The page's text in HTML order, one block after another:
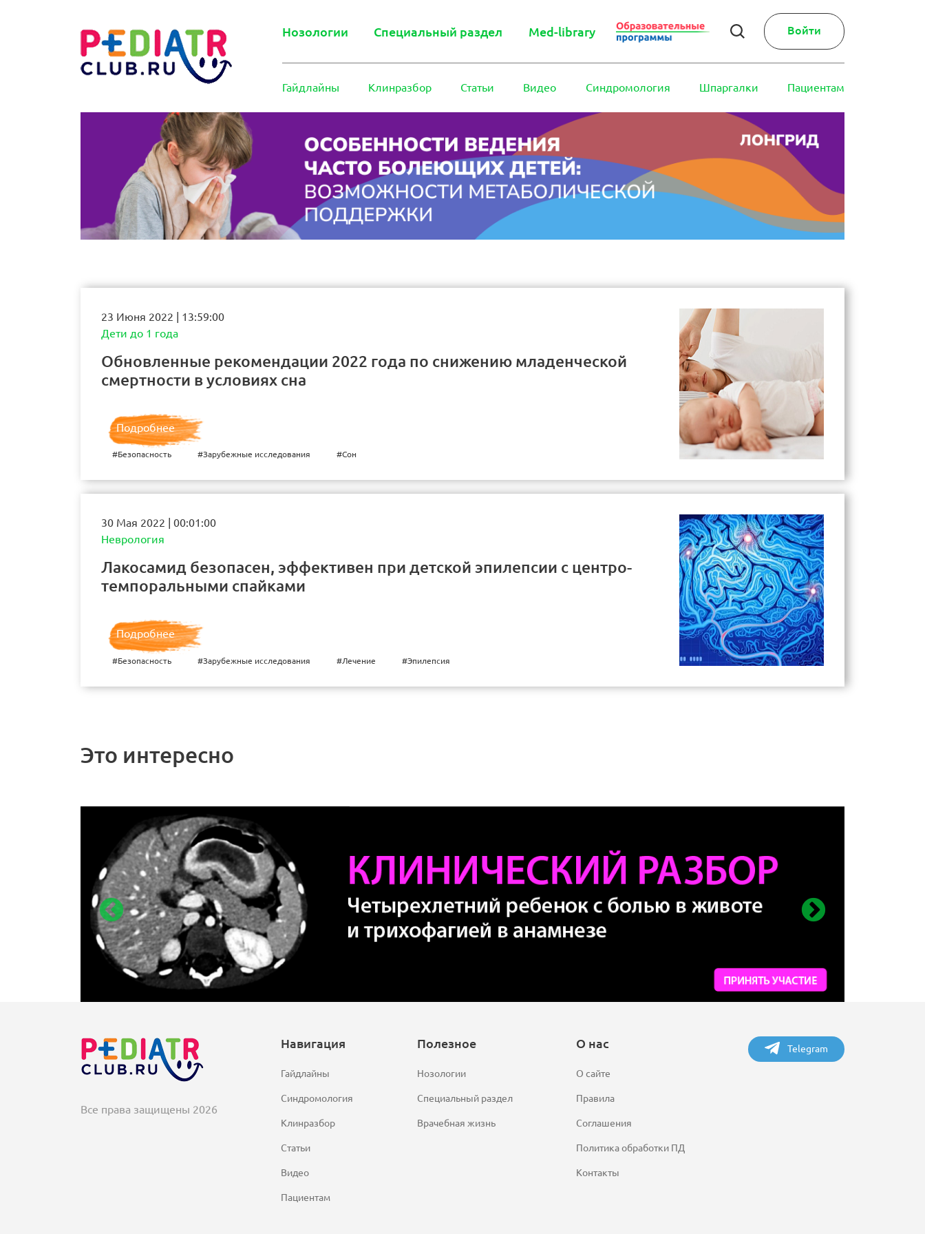
Нозологии Специальный раздел Med-library Войти
Гайдлайны Клинразбор Статьи Видео Синдромология Шпаргалки Пациентам
23 Июня 2022 | 13:59:00
Дети до 1 года
Обновленные рекомендации 2022 года по снижению младенческой
смертности в условиях сна
Подробнее
#Безопасность #Зарубежные исследования #Сон
30 Мая 2022 | 00:01:00
Неврология
Лакосамид безопасен, эффективен при детской эпилепсии с центро-
темпоральными спайками
Подробнее
#Безопасность #Зарубежные исследования #Лечение #Эпилепсия
Это интересно
Все права защищены 2026
Навигация
Гайдлайны
Синдромология
Клинразбор
Статьи
Видео
Пациентам
Полезное
Нозологии
Специальный раздел
Врачебная жизнь
О нас
О сайте
Правила
Соглашения
Политика обработки ПД
Контакты
Telegram